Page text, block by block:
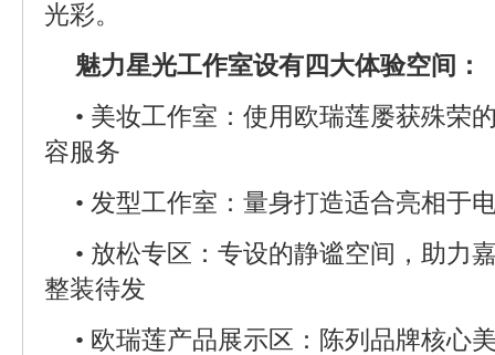
光彩。
魅力星光工作室设有四大体验空间：
• 美妆工作室：使用欧瑞莲屡获殊荣
容服务
• 发型工作室：量身打造适合亮相于
• 放松专区：专设的静谧空间，助力
整装待发
• 欧瑞莲产品展示区：陈列品牌核心